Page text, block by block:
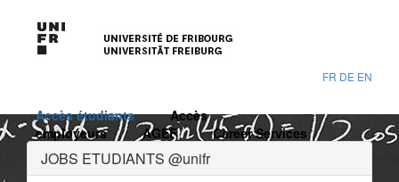
FR DE EN
Accès étudiants
Accès
employeurs
AGEF Career Services
JOBS ETUDIANTS @unifr